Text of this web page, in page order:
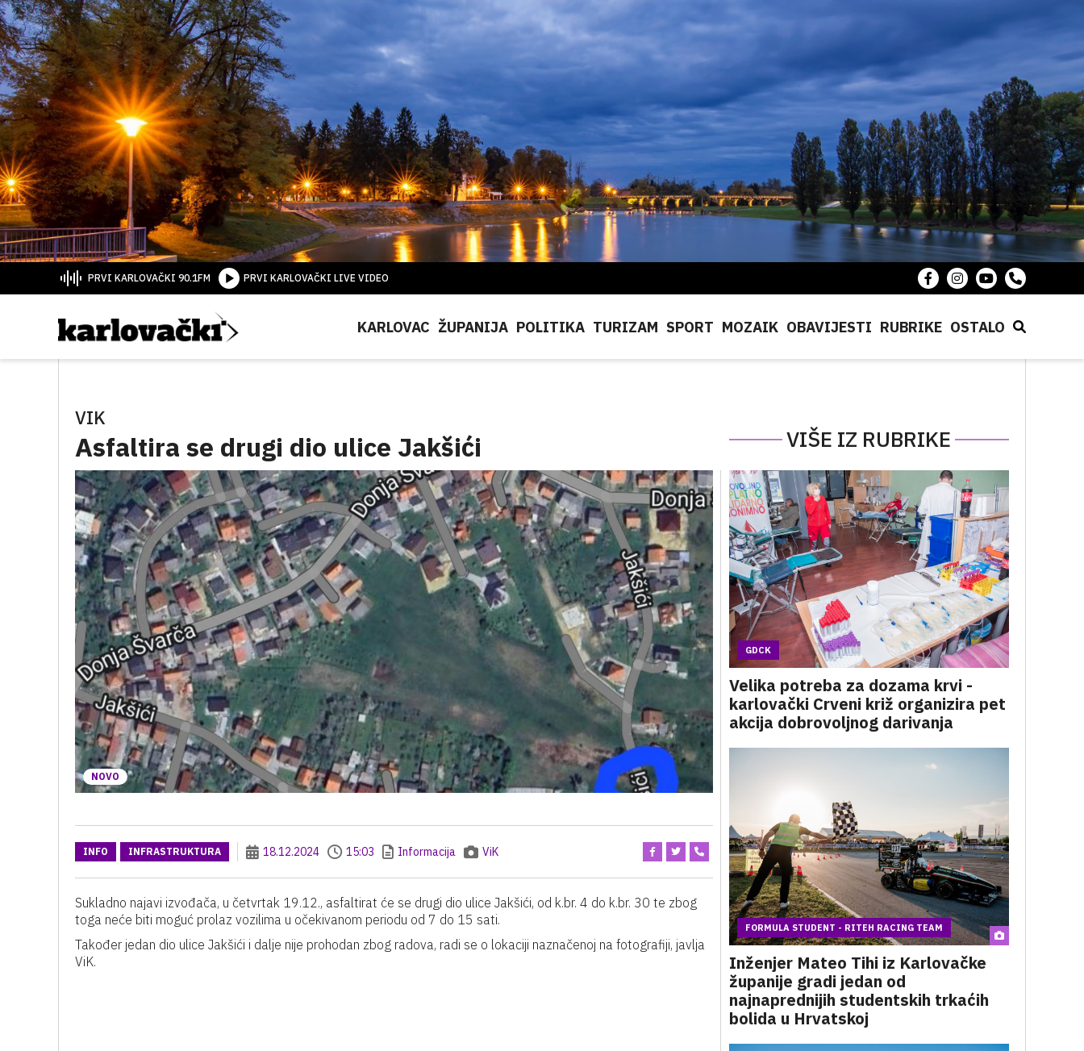
PRVI KARLOVAČKI 90.1FM PRVI KARLOVAČKI LIVE VIDEO
KARLOVAC ŽUPANIJA POLITIKA TURIZAM SPORT MOZAIK OBAVIJESTI RUBRIKE OSTALO
VIK
Asfaltira se drugi dio ulice Jakšići VIŠE IZ RUBRIKE
NOVO
INFO INFRASTRUKTURA 18.12.2024 15:03 Informacija ViK
Sukladno najavi izvođača, u četvrtak 19.12., asfaltirat će se drugi dio ulice Jakšići, od k.br. 4 do k.br. 30 te zbog
toga neće biti moguć prolaz vozilima u očekivanom periodu od 7 do 15 sati.
Također jedan dio ulice Jakšići i dalje nije prohodan zbog radova, radi se o lokaciji naznačenoj na fotografiji, javlja
ViK.
GDCK
Velika potreba za dozama krvi -
karlovački Crveni križ organizira pet
akcija dobrovoljnog darivanja
FORMULA STUDENT - RITEH RACING TEAM
Inženjer Mateo Tihi iz Karlovačke
županije gradi jedan od
najnaprednijih studentskih trkaćih
bolida u Hrvatskoj